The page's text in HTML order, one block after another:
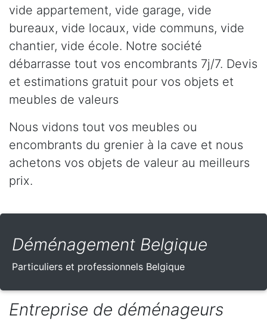
vide appartement, vide garage, vide
bureaux, vide locaux, vide communs, vide
chantier, vide école. Notre société
débarrasse tout vos encombrants 7j/7. Devis
et estimations gratuit pour vos objets et
meubles de valeurs
Nous vidons tout vos meubles ou
encombrants du grenier à la cave et nous
achetons vos objets de valeur au meilleurs
prix.
Déménagement Belgique
Particuliers et professionnels Belgique
Entreprise de déménageurs